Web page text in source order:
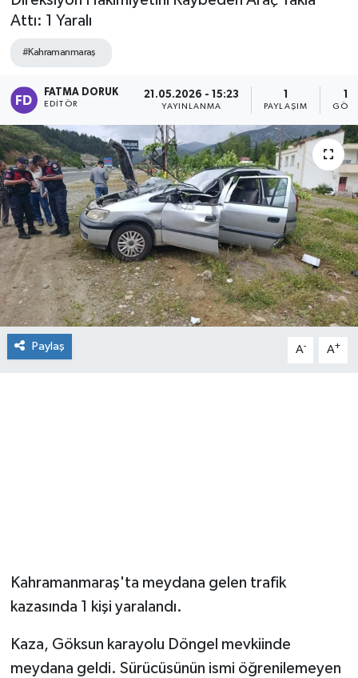
Attı: 1 Yaralı
#Kahramanmaraş
FATMA DORUK
EDITÖR
21.05.2026 - 15:23
YAYINLANMA
1
PAYLAŞIM
Paylaş A- A+
Kahramanmaraş'ta meydana gelen trafik
kazasında 1 kişi yaralandı.
Kaza, Göksun karayolu Döngel mevkiinde
meydana geldi. Sürücüsünün ismi öğrenilemeyen